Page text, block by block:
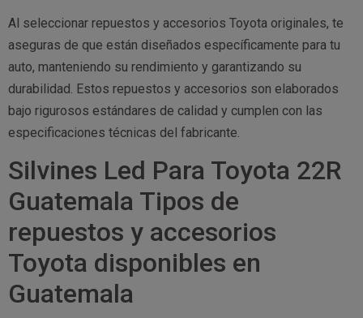
Al seleccionar repuestos y accesorios Toyota originales, te
aseguras de que están diseñados específicamente para tu
auto, manteniendo su rendimiento y garantizando su
durabilidad. Estos repuestos y accesorios son elaborados
bajo rigurosos estándares de calidad y cumplen con las
especificaciones técnicas del fabricante.
Silvines Led Para Toyota 22R
Guatemala Tipos de
repuestos y accesorios
Toyota disponibles en
Guatemala